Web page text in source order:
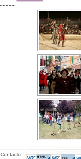
Contacto